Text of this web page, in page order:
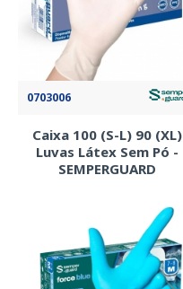
0703006
Caixa 100 (S-L) 90 (XL)
Luvas Látex Sem Pó -
SEMPERGUARD